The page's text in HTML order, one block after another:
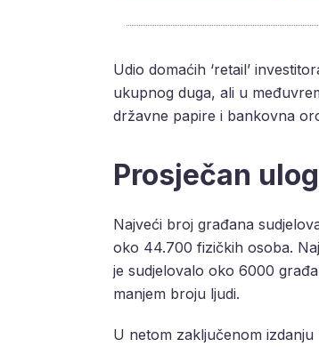
Udio domaćih ‘retail’
ukupnog duga, ali u
državne papire i bankovna
Prosječan
Najveći broj građana
oko 44.700 fizičkih osoba.
je sudjelovalo oko 6000
manjem broju ljudi.
U netom zaključenom